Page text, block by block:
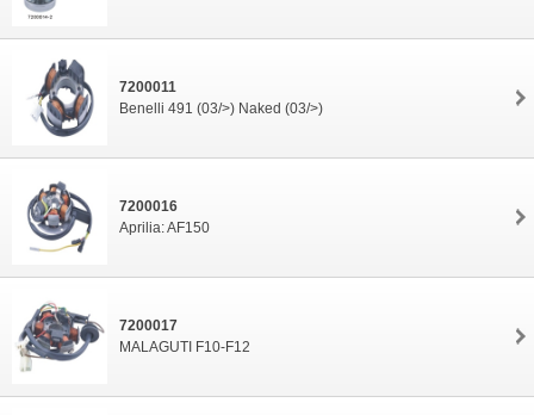
7200011
Benelli 491 (03/>) Naked (03/>)
7200016
Aprilia: AF150
7200017
MALAGUTI F10-F12